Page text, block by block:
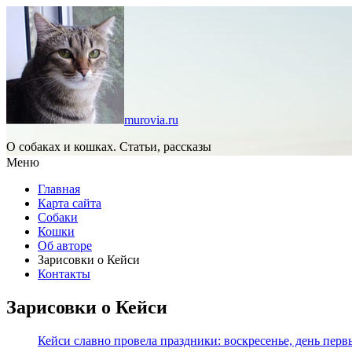
murovia.ru
О собаках и кошках. Статьи, рассказы
Меню
Главная
Карта сайта
Собаки
Кошки
Об авторе
Зарисовки о Кейси
Контакты
Зарисовки о Кейси
Кейси славно провела праздники: воскресенье, день